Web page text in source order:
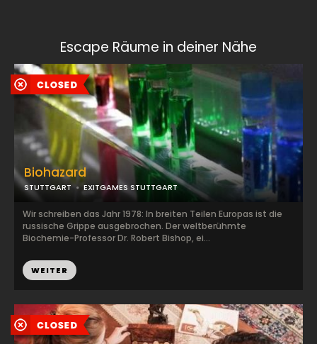
Escape Räume in deiner Nähe
Biohazard
STUTTGART EXITGAMES STUTTGART
Wir schreiben das Jahr 1978: In breiten Teilen Europas ist die
russische Grippe ausgebrochen. Der weltberühmte
Biochemie-Professor Dr. Robert Bishop, ei...
WEITER